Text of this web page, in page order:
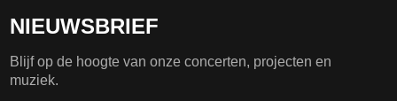
NIEUWSBRIEF
Blijf op de hoogte van onze concerten, projecten en
muziek.